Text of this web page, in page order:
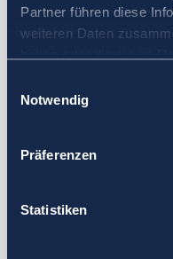
Partner führen diese
weiteren Daten
Notwendig
Präferenzen
Statistiken